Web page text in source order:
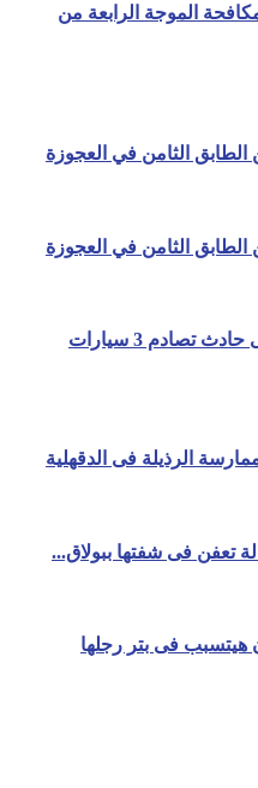
الموجة الرابعة من
الثامن في العجوزة
الثامن في العجوزة
وفاة 6 أشخاص وإصابة 10 آخرين فى حادث تصادم 3 سيارات
الرذيلة فى الدقهلية
هيتسبب فى بتر رجلها